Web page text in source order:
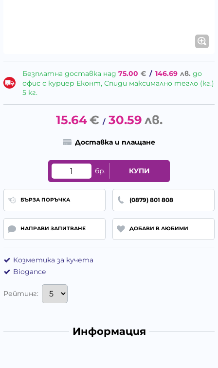
Безплатна доставка над 75.00 € / 146.69 лв. до
офис с куриер Еконт, Спиди максимално тегло (кг.)
5 кг.
15.64€ / 30.59 лв.
Доставка и плащане
бр. КУПИ
БЪРЗА ПОРЪЧКА (0879) 801 808
НАПРАВИ ЗАПИТВАНЕ ДОБАВИ В ЛЮБИМИ
Козметика за кучета
Biogance
Рейтинг:
Информация